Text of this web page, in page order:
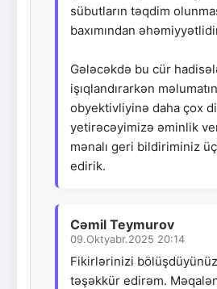
sübutların təqdim
baxımından
Gələcəkdə bu cür
işıqlandırarkən
obyektivliyinə daha çox
yetirəcəyimizə əminlik
mənalı geri bildiriminiz
edirik.
Cəmil Teymurov
09.Oktyabr.2025 20:14
Fikirlərinizi
təşəkkür edirəm.